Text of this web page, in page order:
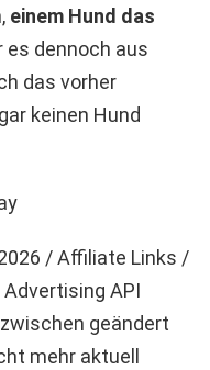
einem Hund das
es dennoch aus
das vorher
keinen Hund
/ Affiliate Links /
API
geändert
mehr aktuell